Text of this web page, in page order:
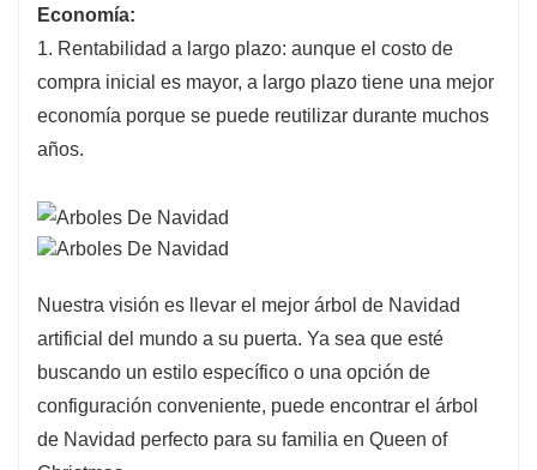
Economía:
1. Rentabilidad a largo plazo: aunque el costo de
compra inicial es mayor, a largo plazo tiene una mejor
economía porque se puede reutilizar durante muchos
años.
Nuestra visión es llevar el mejor árbol de Navidad
artificial del mundo a su puerta. Ya sea que esté
buscando un estilo específico o una opción de
configuración conveniente, puede encontrar el árbol
de Navidad perfecto para su familia en Queen of